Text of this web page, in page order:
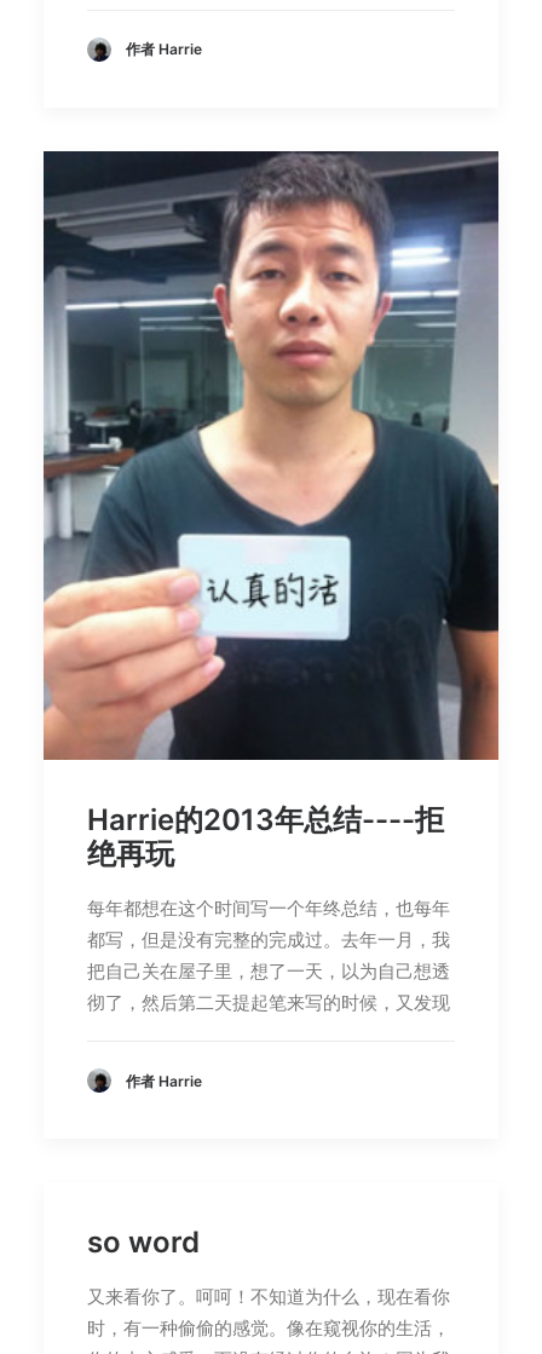
作者 Harrie
Harrie的2013年总结----拒
绝再玩
每年都想在这个时间写一个年终总结，也每年
都写，但是没有完整的完成过。去年一月，我
把自己关在屋子里，想了一天，以为自己想透
彻了，然后第二天提起笔来写的时候，又发现
作者 Harrie
so word
又来看你了。呵呵！不知道为什么，现在看你
时，有一种偷偷的感觉。像在窥视你的生活，